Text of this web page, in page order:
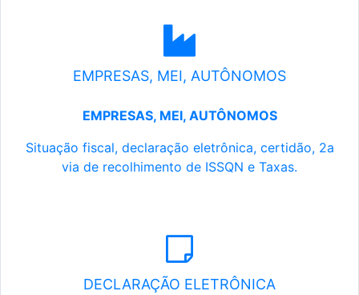
EMPRESAS, MEI, AUTÔNOMOS
EMPRESAS, MEI, AUTÔNOMOS
Situação fiscal, declaração eletrônica, certidão, 2a
via de recolhimento de ISSQN e Taxas.
DECLARAÇÃO ELETRÔNICA